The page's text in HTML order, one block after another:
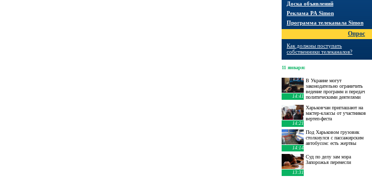
Доска объявлений
Реклама РА Simon
Программа телеканала Simon
Опрос
Как должны поступать
собственники телеканалов?
11 января:
14:41
В Украине могут
законодательно ограничить
ведение программ и передач
политическими деятелями
14:21
Харьковчан приглашают на
мастер-классы от участников
вертеп-феста
14:14
Под Харьковом грузовик
столкнулся с пассажирским
автобусом: есть жертвы
13:31
Суд по делу зам мэра
Запорожья перенесли